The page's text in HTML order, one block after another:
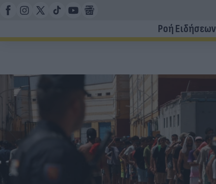
Ροή Ειδήσεων